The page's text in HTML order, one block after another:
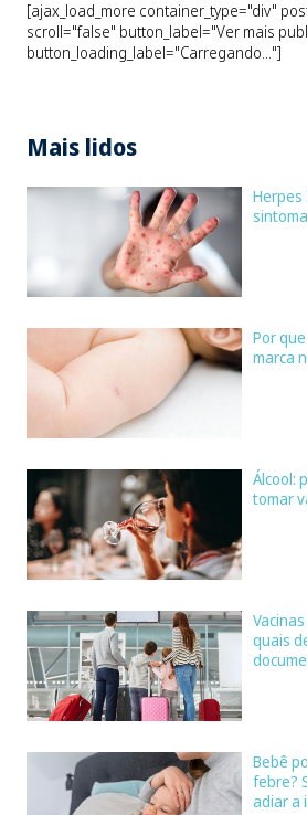
[ajax_load_more container_type="div"
scroll="false" button_label="Ver mais
button_loading_label="Carregando..."]
Mais lidos
Herpes
Por
marca
Álcool:
tomar
quais
Bebê
febre?
adiar a